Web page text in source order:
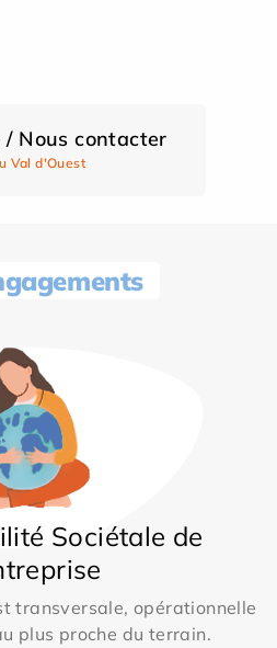
Nous contacter
Val d'Ouest
Sociétale de
transversale, opérationnelle
plus proche du terrain.